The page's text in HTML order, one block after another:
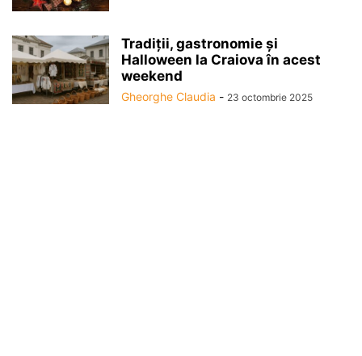
Tradiții, gastronomie și
Halloween la Craiova în acest
weekend
Gheorghe Claudia - 23 octombrie 2025